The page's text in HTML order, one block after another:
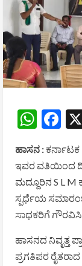
ಹಾಸನ :
ಇವರ ವತಿಯಿಂದ
ಮದ್ದೂರಿನ S L
ಸ್ಪರ್ಧೆಯ
ಸಾಧಕರಿಗೆ
ಹಾಸನದ ನಿವೃತ್ತ
ಪ್ರಗತಿಪರ